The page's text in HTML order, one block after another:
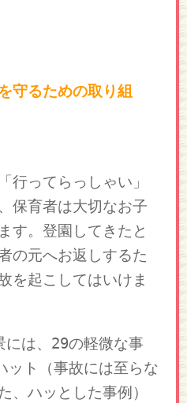
守るための取り組
行ってらっしゃい」
保育者は大切なお子
す。 登園してきたと
の元へお返しするた
を起こしてはいけま
には、29の軽微な事
ット（事故には至らな
、ハッとした事例）